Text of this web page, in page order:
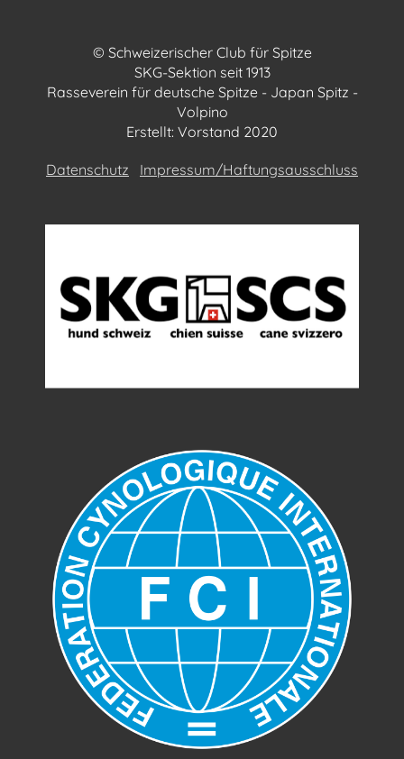
© Schweizerischer Club für Spitze
SKG-Sektion seit 1913
Rasseverein für deutsche Spitze - Japan Spitz -
Volpino
Erstellt: Vorstand 2020
Datenschutz Impressum/Haftungsausschluss